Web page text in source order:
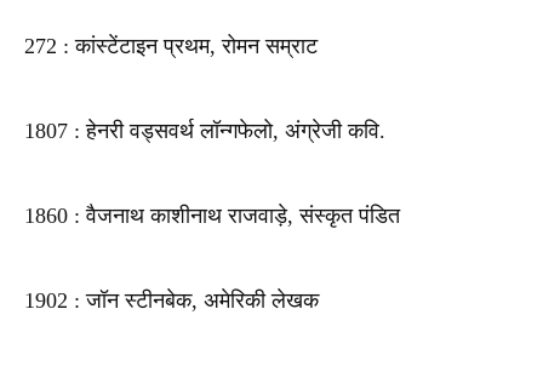
272 : कांस्टेंटाइन प्रथम, रोमन सम्राट
1807 : हेनरी वड्सवर्थ लॉन्गफेलो, अंग्रेजी कवि.
1860 : वैजनाथ काशीनाथ राजवाड़े, संस्कृत पंडित
1902 : जॉन स्टीनबेक, अमेरिकी लेखक